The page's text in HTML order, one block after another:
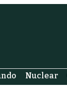
Nuclear